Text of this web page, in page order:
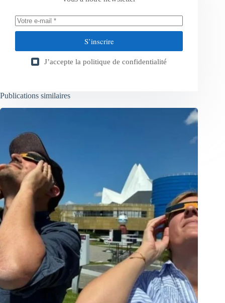
S’inscrire
J’accepte la politique de confidentialité
Publications similaires